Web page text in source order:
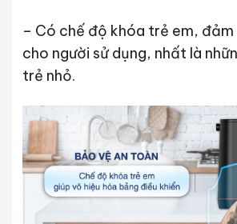
– Có chế độ khóa trẻ em,
cho người sử dụng, nhất là
trẻ nhỏ.